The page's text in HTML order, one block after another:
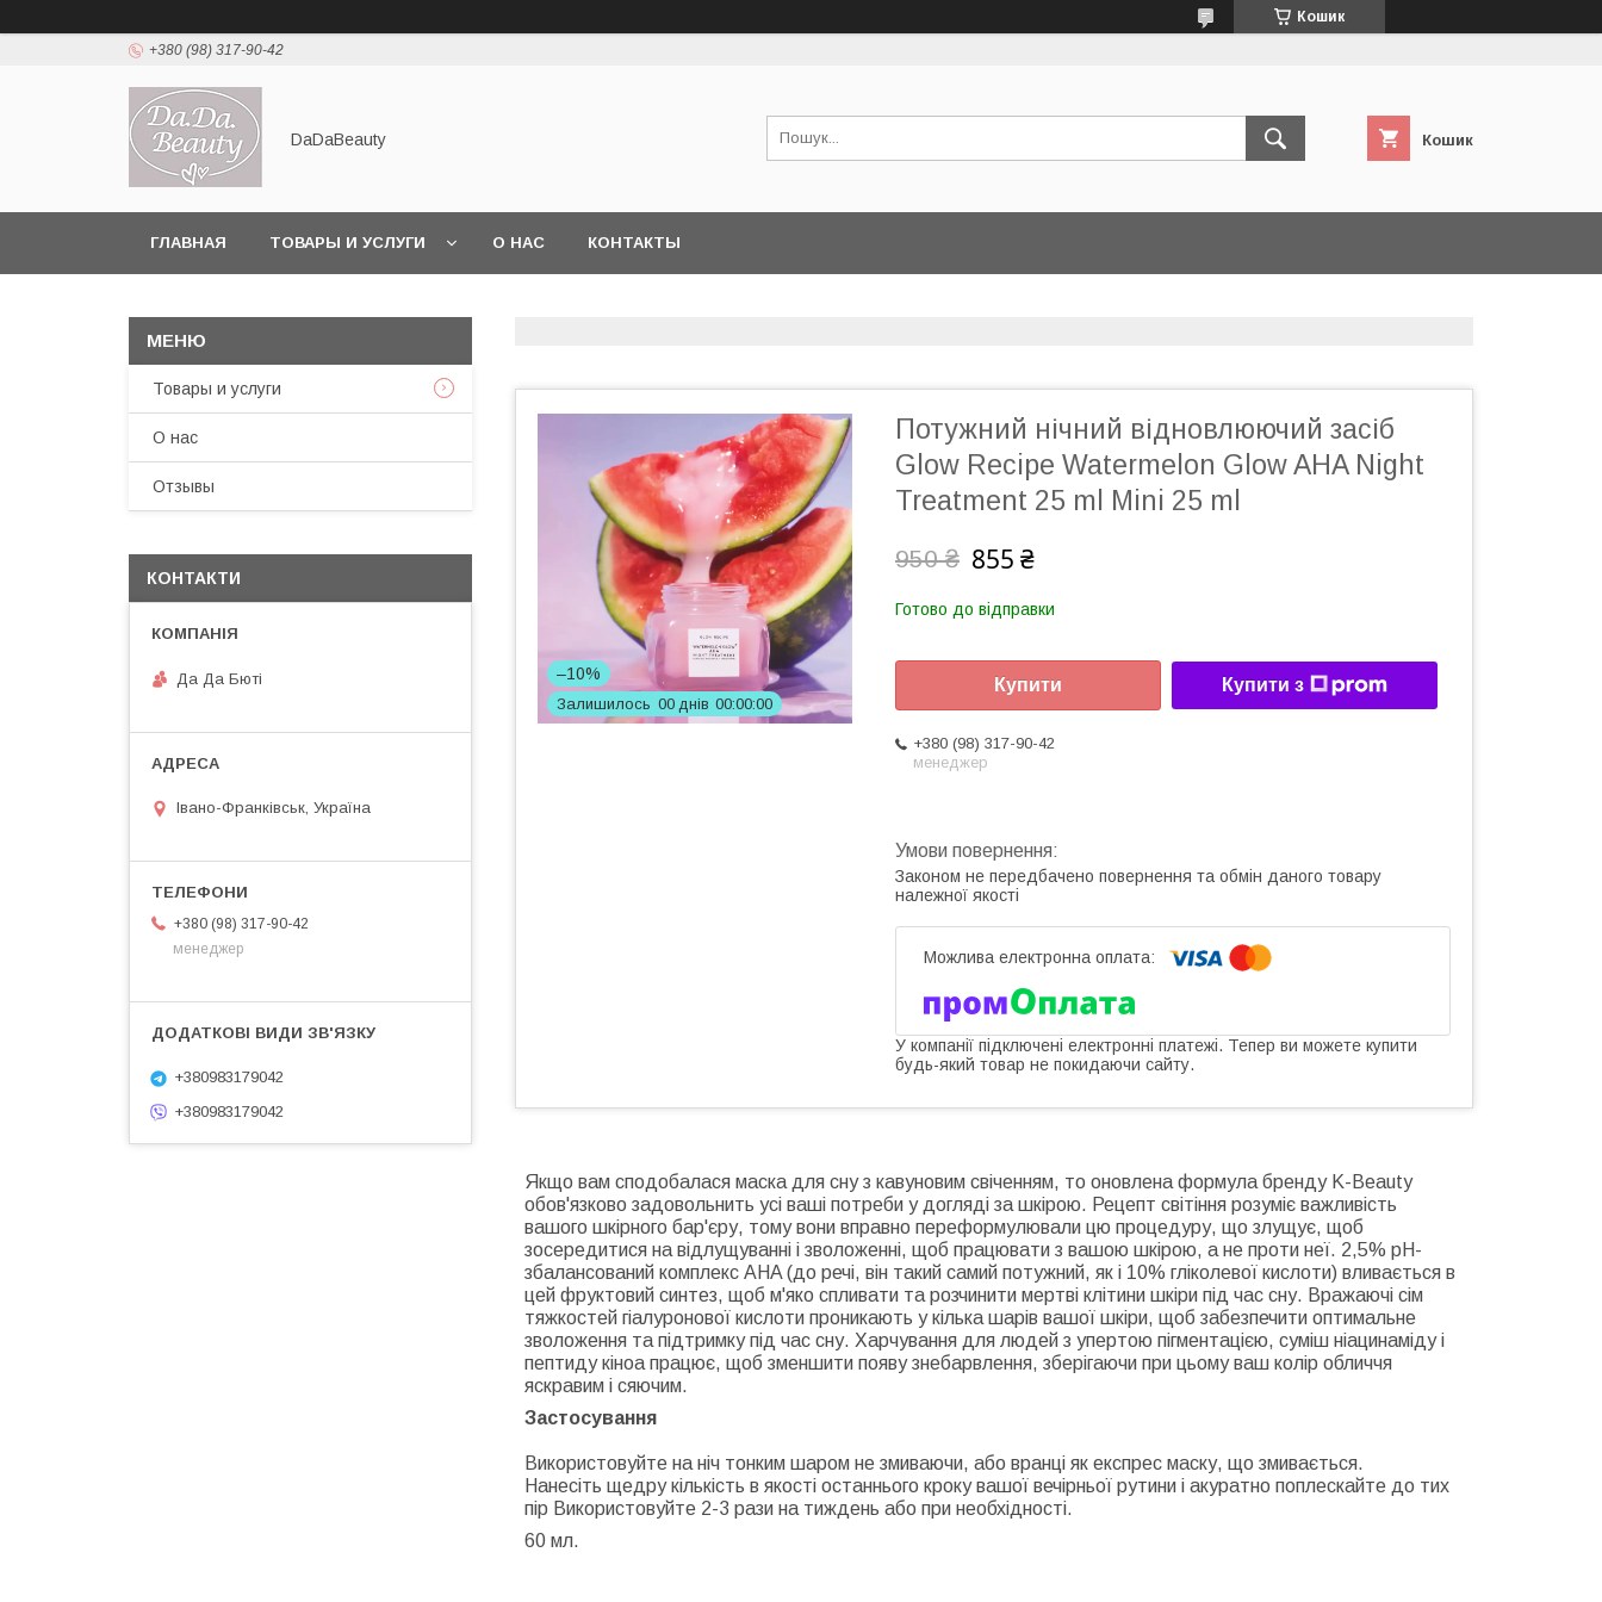
Кошик
+380 (98) 317-90-42
DaDaBeauty Кошик
ГЛАВНАЯ ТОВАРЫ И УСЛУГИ О НАС КОНТАКТЫ
–10%
Залишилось 00 днів 00 00 00
Потужний нічний відновлюючий засіб
Glow Recipe Watermelon Glow AHA Night
Treatment 25 ml Mini 25 ml
950 ₴ 855 ₴
Готово до відправки
Купити Купити з
+380 (98) 317-90-42
менеджер
Законом не передбачено повернення та обмін даного товару
належної якості
У компанії підключені електронні платежі. Тепер ви можете купити
будь-який товар не покидаючи сайту.
Якщо вам сподобалася маска для сну з кавуновим свіченням, то оновлена формула бренду K-Beauty
обов'язково задовольнить усі ваші потреби у догляді за шкірою. Рецепт світіння розуміє важливість
вашого шкірного бар'єру, тому вони вправно переформулювали цю процедуру, що злущує, щоб
зосередитися на відлущуванні і зволоженні, щоб працювати з вашою шкірою, а не проти неї. 2,5% рН-
збалансований комплекс AHA (до речі, він такий самий потужний, як і 10% гліколевої кислоти) вливається в
цей фруктовий синтез, щоб м'яко спливати та розчинити мертві клітини шкіри під час сну. Вражаючі сім
тяжкостей гіалуронової кислоти проникають у кілька шарів вашої шкіри, щоб забезпечити оптимальне
зволоження та підтримку під час сну. Харчування для людей з упертою пігментацією, суміш ніацинаміду і
пептиду кіноа працює, щоб зменшити появу знебарвлення, зберігаючи при цьому ваш колір обличчя
яскравим і сяючим.
Застосування
Використовуйте на ніч тонким шаром не змиваючи, або вранці як експрес маску, що змивається.
Нанесіть щедру кількість в якості останнього кроку вашої вечірньої рутини і акуратно поплескайте до тих
пір Використовуйте 2-3 рази на тиждень або при необхідності.
60 мл.
Товары и услуги
О нас
Отзывы
КОНТАКТИ
Да Да Бюті
Івано-Франківськ, Україна
+380 (98) 317-90-42
менеджер
+380983179042
+380983179042